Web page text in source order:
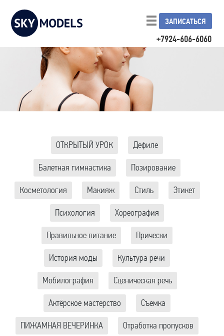
+7924-606-6060
ЗАПИСАТЬСЯ
ОТКРЫТЫЙ УРОК Дефиле
Балетная гимнастика Позирование
Косметология Макияж Стиль Этикет
Психология Хореография
Правильное питание Прически
История моды Культура речи
Мобилография Сценическая речь
Актёрское мастерство Съемка
ПИЖАМНАЯ ВЕЧЕРИНКА Отработка пропусков